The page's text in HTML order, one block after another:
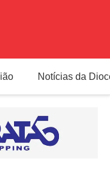
Notícias da